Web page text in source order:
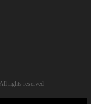
rights reserved